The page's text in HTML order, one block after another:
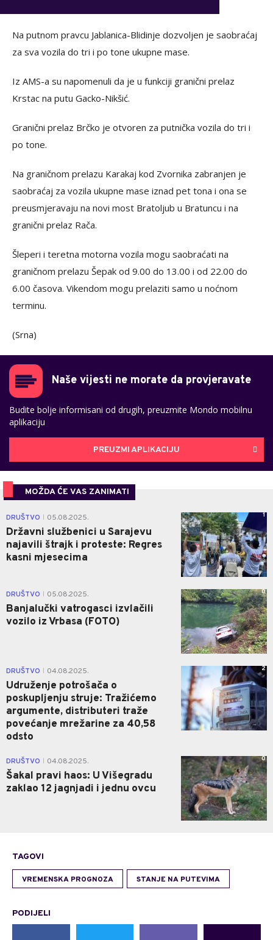
Na putnom pravcu Jablanica-Blidinje dozvoljen je saobraćaj
za sva vozila do tri i po tone ukupne mase.
Iz AMS-a su napomenuli da je u funkciji granični prelaz
Krstac na putu Gacko-Nikšić.
Granični prelaz Brčko je otvoren za putnička vozila do tri i
po tone.
Na graničnom prelazu Karakaj kod Zvornika zabranjen je
saobraćaj za vozila ukupne mase iznad pet tona i ona se
preusmjeravaju na novi most Bratoljub u Bratuncu i na
granični prelaz Rača.
Šleperi i teretna motorna vozila mogu saobraćati na
graničnom prelazu Šepak od 9.00 do 13.00 i od 22.00 do
6.00 časova. Vikendom mogu prelaziti samo u noćnom
terminu.
(Srna)
Naše vijesti ne morate da provjeravate
Budite bolje informisani od drugih, preuzmite Mondo mobilnu
aplikaciju
PREUZMI APLIKACIJU
MOŽDA ĆE VAS ZANIMATI
DRUŠTVO 05.08.2025.
Državni službenici u Sarajevu
najavili štrajk i proteste: Regres
kasni mjesecima
1
DRUŠTVO 05.08.2025.
Banjalučki vatrogasci izvlačili
vozilo iz Vrbasa (FOTO)
0
DRUŠTVO 04.08.2025.
Udruženje potrošača o
poskupljenju struje: Tražićemo
argumente, distributeri traže
povećanje mrežarine za 40,58
odsto
2
DRUŠTVO 04.08.2025.
Šakal pravi haos: U Višegradu
zaklao 12 jagnjadi i jednu ovcu
0
TAGOVI
VREMENSKA PROGNOZA STANJE NA PUTEVIMA
PODIJELI